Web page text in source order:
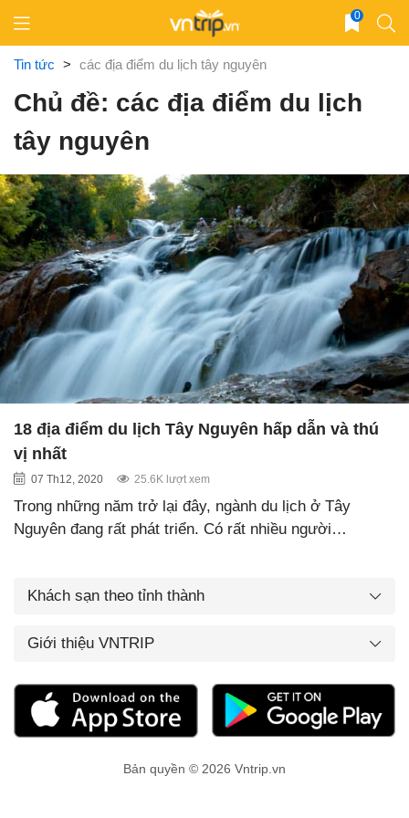
content
0
Tin tức > các địa điểm du lịch tây nguyên
Chủ đề: các địa điểm du lịch
tây nguyên
18 địa điểm du lịch Tây Nguyên hấp dẫn và thú
vị nhất
07 Th12, 2020 25.6K lượt xem
Trong những năm trở lại đây, ngành du lịch ở Tây
Nguyên đang rất phát triển. Có rất nhiều người…
Khách sạn theo tỉnh thành
Giới thiệu VNTRIP
Bản quyền © 2026 Vntrip.vn